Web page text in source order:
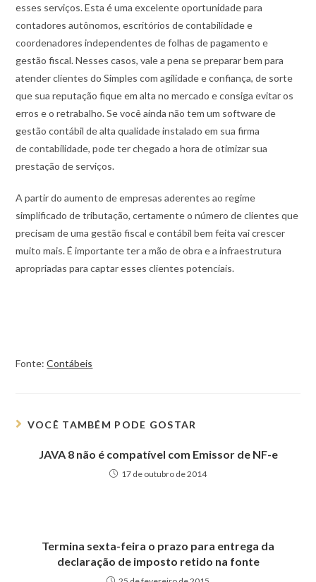
esses serviços. Esta é uma excelente oportunidade para
contadores autônomos, escritórios de contabilidade e
coordenadores independentes de folhas de pagamento e
gestão fiscal. Nesses casos, vale a pena se preparar bem para
atender clientes do Simples com agilidade e confiança, de sorte
que sua reputação fique em alta no mercado e consiga evitar os
erros e o retrabalho. Se você ainda não tem um software de
gestão contábil de alta qualidade instalado em sua firma
de contabilidade, pode ter chegado a hora de otimizar sua
prestação de serviços.
A partir do aumento de empresas aderentes ao regime
simplificado de tributação, certamente o número de clientes que
precisam de uma gestão fiscal e contábil bem feita vai crescer
muito mais. É importante ter a mão de obra e a infraestrutura
apropriadas para captar esses clientes potenciais.
Fonte:Contábeis
VOCÊ TAMBÉM PODE GOSTAR
JAVA 8 não é compatível com Emissor de NF-e
17 de outubro de 2014
Termina sexta-feira o prazo para entrega da
declaração de imposto retido na fonte